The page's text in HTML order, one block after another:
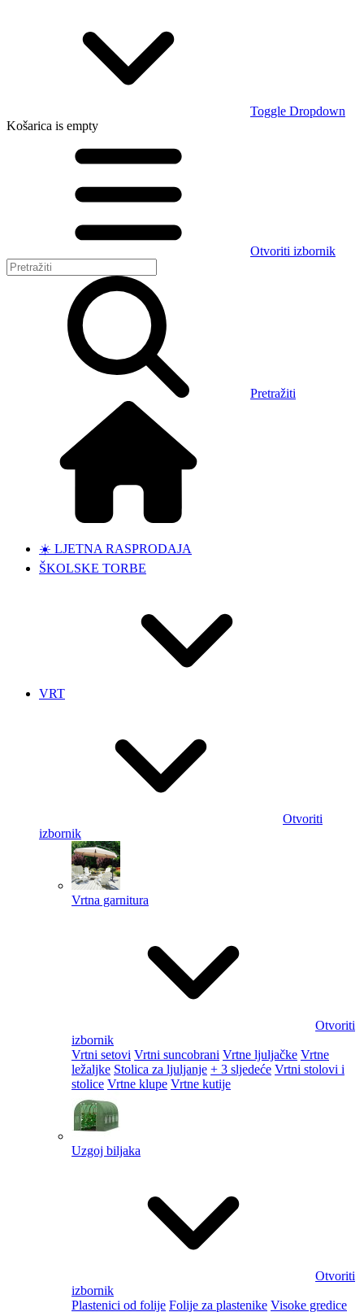
Toggle Dropdown
Košarica is empty
Otvoriti izbornik
Pretražiti
☀️ LJETNA RASPRODAJA
ŠKOLSKE TORBE
VRT
Otvoriti
izbornik
Vrtna garnitura
Otvoriti
izbornik
Vrtni setovi Vrtni suncobrani Vrtne ljuljačke Vrtne
ležaljke Stolica za ljuljanje + 3 sljedeće Vrtni stolovi i
stolice Vrtne klupe Vrtne kutije
Uzgoj biljaka
Otvoriti
izbornik
Plastenici od folije Folije za plastenike Visoke gredice